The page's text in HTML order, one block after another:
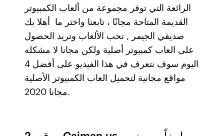
الرائعة التي توفر مجموعة من ألعاب الكمبيوتر
القديمة المتاحة مجانًا ، تابعنا واختر ما أهلا بك
صديقي الجيمر , تحب الألعاب وتريد الحصول
على العاب كمبيوتر أصلية ولكن مجانا لا مشكله
اليوم سوف نتعرف في هذا الفيديو على أفضل 4
مواقع مجانية لتحميل العاب الكمبيوتر الأصلية
مجانا 2020.